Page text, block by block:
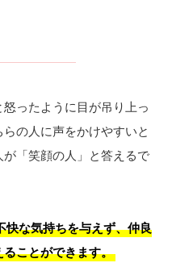
ったように目が吊り上っ
の人に声をかけやすいと
「笑顔の人」と答えるで
快な気持ちを与えず、仲良
ことができます。